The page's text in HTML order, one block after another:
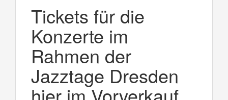
Tickets für die
Konzerte im
Rahmen der
Jazztage Dresden